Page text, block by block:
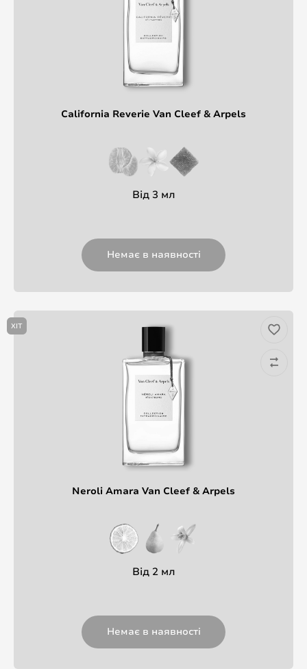
California Reverie Van Cleef & Arpels
Від 3 мл
Немає в наявності
ХІТ
Neroli Amara Van Cleef & Arpels
Від 2 мл
Немає в наявності